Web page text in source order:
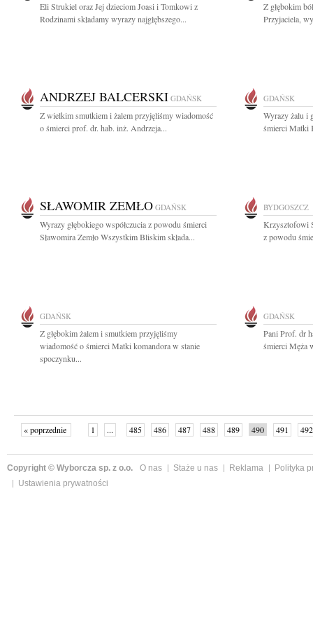
Eli Strukiel oraz Jej dzieciom Joasi i Tomkowi z
Rodzinami składamy wyrazy najgłębszego...
Z głębokim
Przyjaciela,
ANDRZEJ BALCERSKI GDAŃSK
Z wielkim smutkiem i żalem przyjęliśmy wiadomość
o śmierci prof. dr. hab. inż. Andrzeja...
GDAŃSK
Wyrazy żalu i
śmierci Matki
SŁAWOMIR ZEMŁO GDAŃSK
Wyrazy głębokiego współczucia z powodu śmierci
Sławomira Zemło Wszystkim Bliskim składa...
BYDGOSZCZ
Krzysztofowi
z powodu
GDAŃSK
Z głębokim żalem i smutkiem przyjęliśmy
wiadomość o śmierci Matki komandora w stanie
spoczynku...
GDAŃSK
Pani Prof. dr
śmierci Męża
« poprzednie 1 ... 485 486 487 488 489 490 491
492
Copyright © Wyborcza sp. z o.o. O nas Staże u nas Reklama
Polityka
Ustawienia prywatności